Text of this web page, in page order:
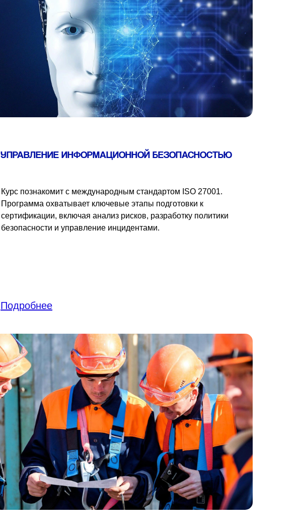
УПРАВЛЕНИЕ ИНФОРМАЦИОННОЙ БЕЗОПАСНОСТЬЮ
Курс познакомит с международным стандартом ISO 27001.
Программа охватывает ключевые этапы подготовки к
сертификации, включая анализ рисков, разработку политики
безопасности и управление инцидентами.
Подробнее